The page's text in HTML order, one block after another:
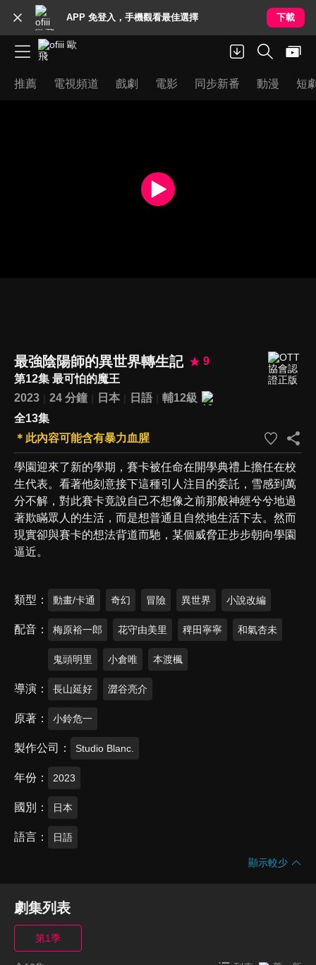
APP 免登入，手機觀看最佳選擇 下載
推薦 電視頻道 戲劇 電影 同步新番 動漫 短
最強陰陽師的異世界轉生記
9
第12集 最可怕的魔王
2023
24 分鐘 日本 日語
輔12級
全13集
＊此內容可能含有暴力血腥
學園迎來了新的學期，賽卡被任命在開學典禮上擔任在校
生代表。看著他刻意接下這種引人注目的委託，雪感到萬
分不解，對此賽卡竟說自己不想像之前那般神經兮兮地過
著欺瞞眾人的生活，而是想普通且自然地生活下去。然而
現實卻與賽卡的想法背道而馳，某個威脅正步步朝向學園
逼近。
類型 動畫/卡通 奇幻 冒險 異世界 小說改編
配音 梅原裕一郎 花守由美里 稗田寧寧 和氣杏未
鬼頭明里 小倉唯 本渡楓
導演 長山延好 澀谷亮介
原著 小鈴危一
製作公司 Studio Blanc.
年份 2023
國別 日本
語言 日語
顯示較少
劇集列表
第1季